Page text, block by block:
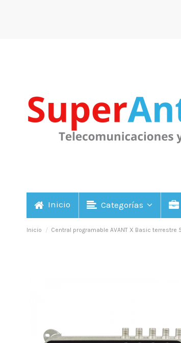
Inicio Categorías
Inicio Central programable AVANT X Basic terrestre